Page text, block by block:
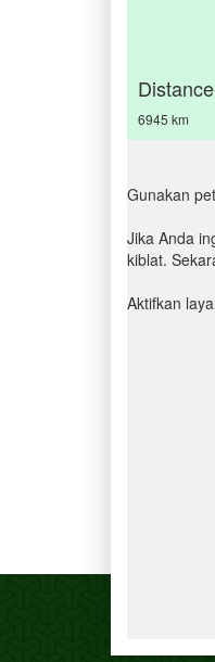
Distance
6945 km
Gunakan
Jika Anda
kiblat.
Aktifkan